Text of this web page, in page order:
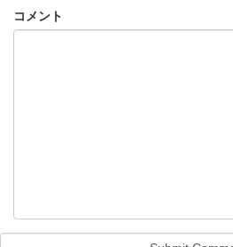
コメント